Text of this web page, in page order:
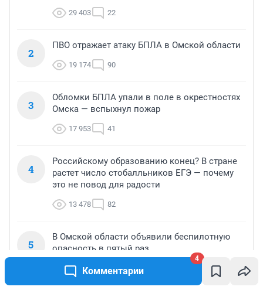
Комментарии
4
29 403 22
2
ПВО отражает атаку БПЛА в Омской области
19 174 90
3
Обломки БПЛА упали в поле в окрестностях
Омска — вспыхнул пожар
17 953 41
4
Российскому образованию конец? В стране
растет число стобалльников ЕГЭ — почему
это не повод для радости
13 478 82
5
В Омской области объявили беспилотную
опасность в пятый раз
11 900 33